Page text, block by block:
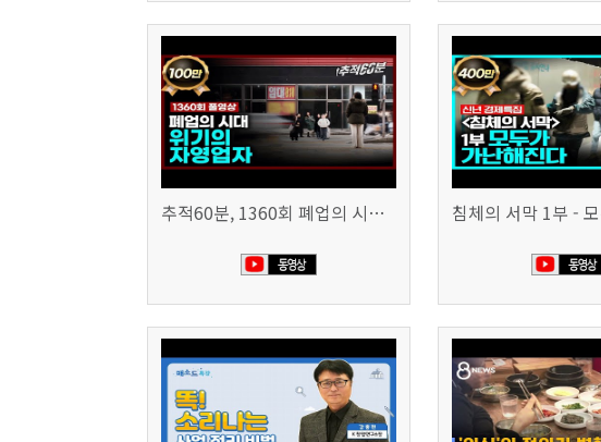
추적60분, 1360회 폐업의 시대, 위기의 자영업자